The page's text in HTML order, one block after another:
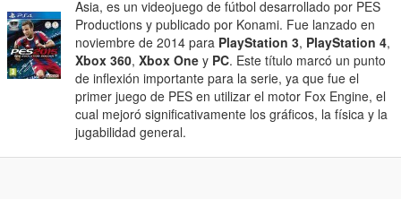
Asia, es un videojuego de fútbol desarrollado por PES
Productions y publicado por Konami. Fue lanzado en
noviembre de 2014 para PlayStation 3, PlayStation 4,
Xbox 360, Xbox One y PC. Este título marcó un punto
de inflexión importante para la serie, ya que fue el
primer juego de PES en utilizar el motor Fox Engine, el
cual mejoró significativamente los gráficos, la física y la
jugabilidad general.